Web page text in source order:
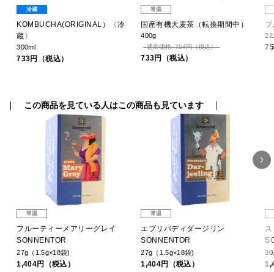
冷蔵
KOMBUCHA(ORIGINAL）〈冷
蔵〉
300ml
733円（税込）
常温
国産有機大麦茶（転換期間中）
400g
通常価格: 754円（税込）
733円（税込）
この商品を見ている人はこの商品も見ています
常温
フルーティーメアリーグレイ
SONNENTOR
27g（1.5g×18袋)
1,404円（税込）
常温
エブリバディダージリン
SONNENTOR
27g（1.5g×18袋)
1,404円（税込）